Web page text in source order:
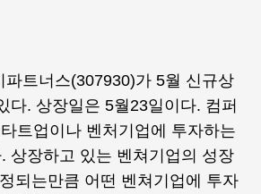
파트너스(307930)가 5월 신규상
다. 상장일은 5월23일이다. 컴퍼
트업이나 벤처기업에 투자하는
상장하고 있는 벤쳐기업의 성장
되는만큼 어떤 벤쳐기업에 투자